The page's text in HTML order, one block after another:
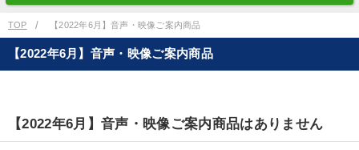
search 上記の条件で検索
ます
TOP 【2022年6月】音声・映像ご案内商品
【2022年6月】音声・映像ご案内商品
【2022年6月】音声・映像ご案内商品はありません